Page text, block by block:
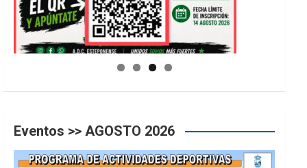
GUIA DE INSTALACIONES DEPORTIVAS
Eventos >> AGOSTO 2026